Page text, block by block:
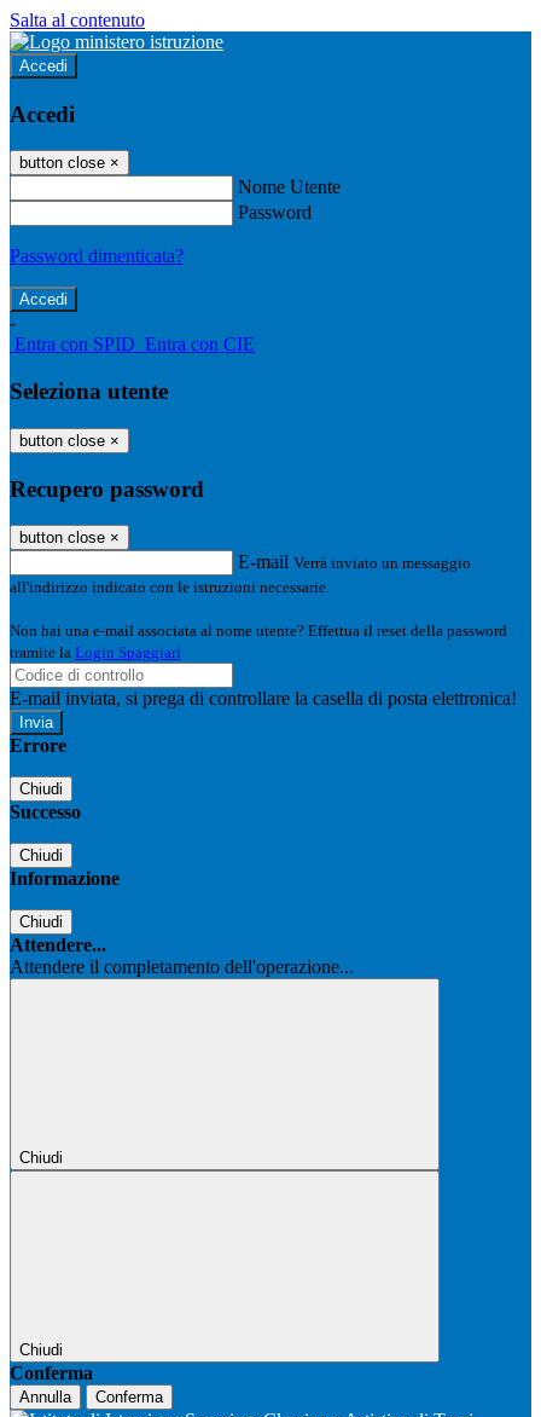
Salta al contenuto
Accedi
Accedi
button close ×
Nome Utente
Password
Password dimenticata?
-
Entra con SPID Entra con CIE
Seleziona utente
button close ×
Recupero password
button close ×
E-mail Verrà inviato un messaggio
all'indirizzo indicato con le istruzioni necessarie.
Non hai una e-mail associata al nome utente? Effettua il reset della password
tramite la Login Spaggiari
E-mail inviata, si prega di controllare la casella di posta elettronica!
Errore
Chiudi
Successo
Chiudi
Informazione
Chiudi
Attendere...
Attendere il completamento dell'operazione...
Chiudi
Chiudi
Conferma
Annulla Conferma